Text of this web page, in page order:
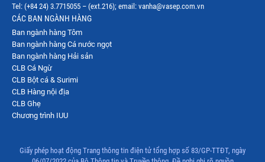
Thị trường Nhật Bản
Thị trường Thái Lan
Thị trường Trung Quốc
Thị trường Philippines
Thị trường Tây Ban Nha
Thị trường thủy sản khác
Tel: (+84 24) 3.7715055 – (ext.216); email: vanha@vasep.com.vn
CÁC BAN NGÀNH HÀNG
Ban ngành hàng Tôm
Ban ngành hàng Cá nước ngọt
Ban ngành hàng Hải sản
CLB Cá Ngừ
CLB Bột cá & Surimi
CLB Hàng nội địa
CLB Ghẹ
Chương trình IUU
Giấy phép hoạt động Trang thông tin điện tử tổng hợp số 83/GP-TTĐT, ngày